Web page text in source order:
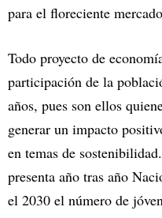
para el floreciente
Todo proyecto de
participación de la
años, pues son ellos
generar un impacto
en temas de
presenta año tras año
el 2030 el número de